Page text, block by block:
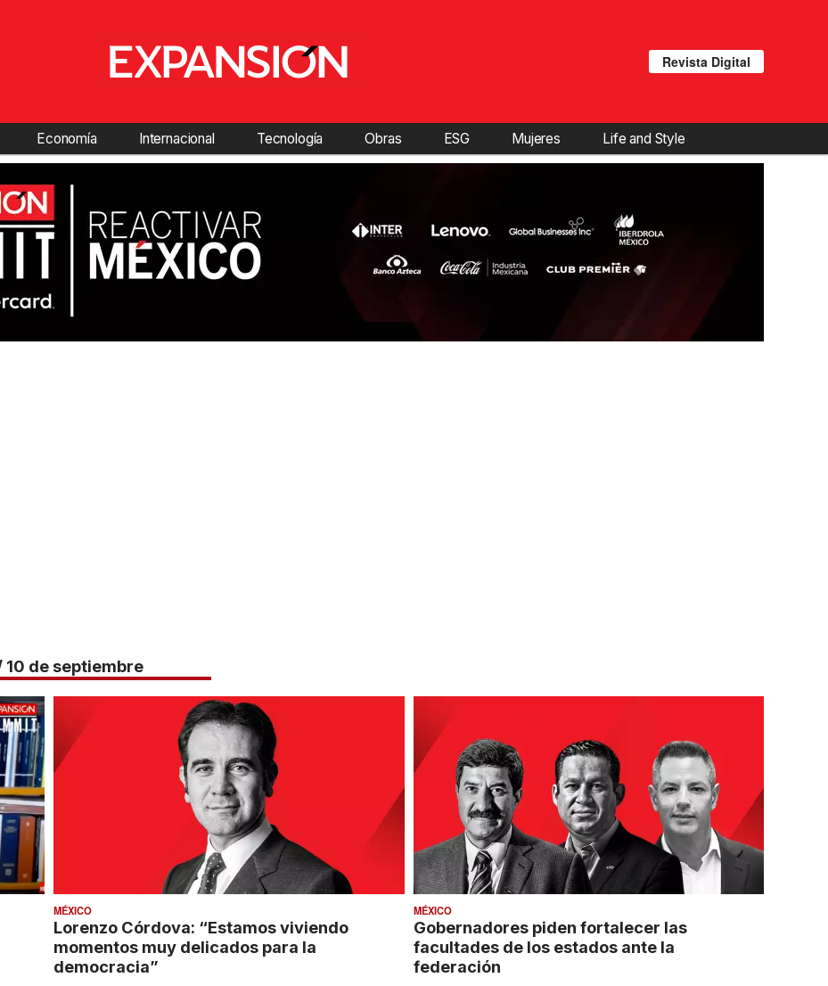
Revista Digital
Economía Internacional Tecnología Obras ESG Mujeres Life and Style
10 de septiembre
MÉXICO
Lorenzo Córdova: “Estamos viviendo
momentos muy delicados para la
democracia”
MÉXICO
Gobernadores piden fortalecer las
facultades de los estados ante la
federación